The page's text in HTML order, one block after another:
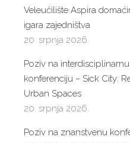
Veleučilište Aspira
igara zajedništva
20. srpnja 2026.
Poziv na
konferenciju – Sick City:
Urban Spaces
20. srpnja 2026.
Poziv na znanstvenu